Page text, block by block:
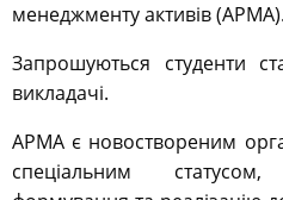
менеджменту активів (АРМА).
Запрошуються студенти
викладачі.
АРМА є новоствореним
спеціальним